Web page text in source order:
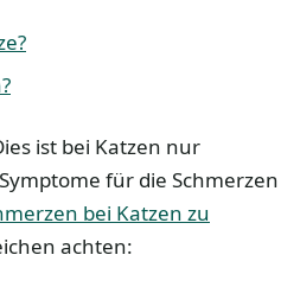
ist bei Katzen nur
für die Schmerzen
bei Katzen zu
achten: